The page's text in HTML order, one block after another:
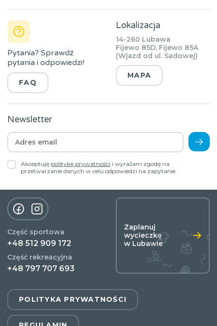
Pytania? Sprawdź
pytania i odpowiedzi!
FAQ
Lokalizacja
14-260 Lubawa
Fijewo 85D, Fijewo 85A
(Wjazd od ul. Sadowej)
MAPA
Newsletter
Akceptuję politykę prywatności i wyrażam zgodę na
przetwarzanie danych w celu odpowiedzi na zapytanie
Część sportowa
+48 512 909 172
Część rekreacyjna
+48 797 707 693
Zaplanuj
wycieczkę
w Lubawie
POLITYKA PRYWATNOŚCI